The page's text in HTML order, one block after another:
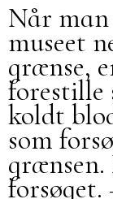
Når
museet
grænse,
forestille
koldt
som
grænsen.
forsøget.